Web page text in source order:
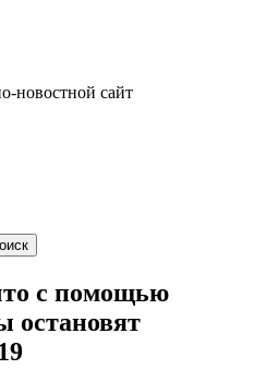
новостной сайт
с помощью
остановят